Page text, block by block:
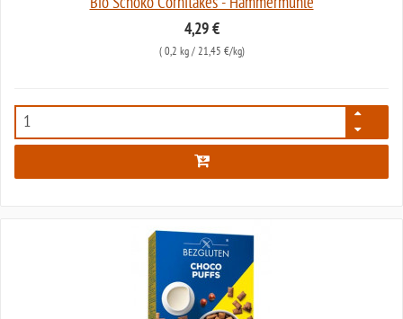
4,29 €
( 0,2 kg/ 21,45 €/kg)
1395